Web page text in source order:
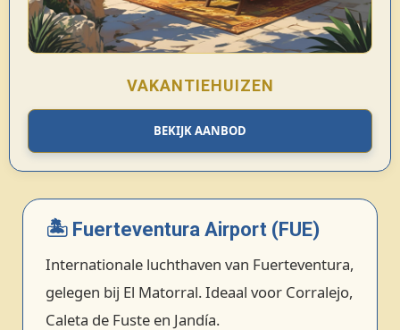
VAKANTIEHUIZEN
BEKIJK AANBOD
🏝️ Fuerteventura Airport (FUE)
Internationale luchthaven van Fuerteventura,
gelegen bij El Matorral. Ideaal voor Corralejo,
Caleta de Fuste en Jandía.